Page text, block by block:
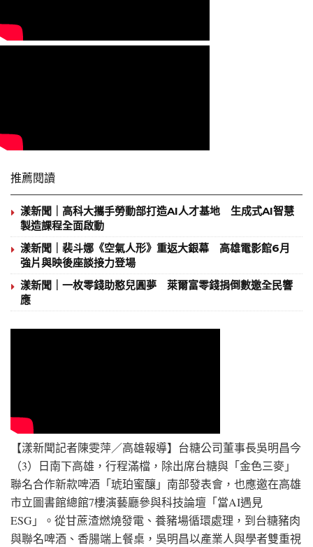
推薦閱讀
漾新聞｜高科大攜手勞動部打造AI人才基地 生成式AI智慧
製造課程全面啟動
漾新聞｜裴斗娜《空氣人形》重返大銀幕 高雄電影館6月
強片與映後座談接力登場
漾新聞｜一枚零錢助憨兒圓夢 萊爾富零錢捐倒數邀全民響
應
【漾新聞記者陳雯萍／高雄報導】台糖公司董事長吳明昌今
（3）日南下高雄，行程滿檔，除出席台糖與「金色三麥」
聯名合作新款啤酒「琥珀蜜釀」南部發表會，也應邀在高雄
市立圖書館總館7樓演藝廳參與科技論壇「當AI遇見
ESG」。從甘蔗渣燃燒發電、養豬場循環處理，到台糖豬肉
與聯名啤酒、香腸端上餐桌，吳明昌以產業人與學者雙重視